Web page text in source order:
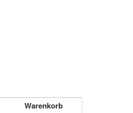
Warenkorb